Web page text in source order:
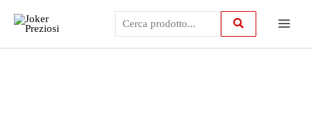
contenuto